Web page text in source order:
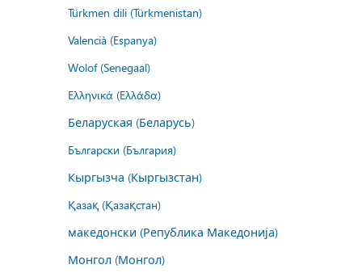
Türkmen dili (Türkmenistan)
Valencià (Espanya)
Wolof (Senegaal)
Ελληνικά (Ελλάδα)
Беларуская (Беларусь)
Български (България)
Кыргызча (Кыргызстан)
Қазақ (Қазақстан)
македонски (Република Македонија)
Монгол (Монгол)